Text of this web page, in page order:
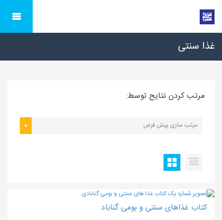
غذا سنتی
مرتب کردن نتایج توسط:
مرتب سازی پیش فرض
کتاب غذاهای سنتی و بومی گناباد